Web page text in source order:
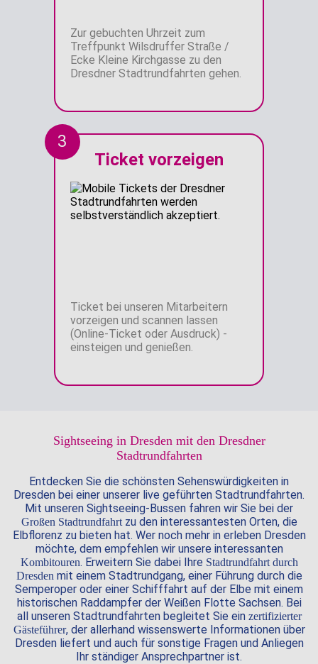
Zur gebuchten Uhrzeit zum
Treffpunkt Wilsdruffer Straße /
Ecke Kleine Kirchgasse zu den
Dresdner Stadtrundfahrten gehen.
3
Ticket vorzeigen
Ticket bei unseren Mitarbeitern
vorzeigen und scannen lassen
(Online-Ticket oder Ausdruck) -
einsteigen und genießen.
Sightseeing in Dresden mit den Dresdner
Stadtrundfahrten
Entdecken Sie die schönsten Sehenswürdigkeiten in
Dresden bei einer unserer live geführten Stadtrundfahrten.
Mit unseren Sightseeing-Bussen fahren wir Sie bei der
Großen Stadtrundfahrtzu den interessantesten Orten, die
Elbflorenz zu bieten hat. Wer noch mehr in erleben Dresden
möchte, dem empfehlen wir unsere interessanten
Kombitouren. Erweitern Sie dabei Ihre Stadtrundfahrt durch
Dresden mit einem Stadtrundgang, einer Führung durch die
Semperoper oder einer Schifffahrt auf der Elbe mit einem
historischen Raddampfer der Weißen Flotte Sachsen. Bei
all unseren Stadtrundfahrten begleitet Sie ein zertifizierter
Gästeführer, der allerhand wissenswerte Informationen über
Dresden liefert und auch für sonstige Fragen und Anliegen
Ihr ständiger Ansprechpartner ist.